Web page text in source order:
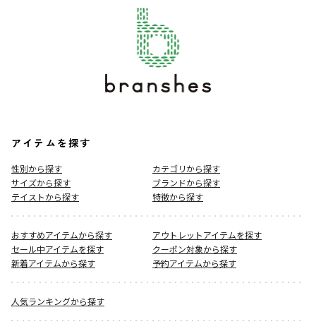
アイテムを探す
性別から探す
カテゴリから探す
サイズから探す
ブランドから探す
テイストから探す
特徴から探す
おすすめアイテムから探す
アウトレットアイテムを探す
セール中アイテムを探す
クーポン対象から探す
新着アイテムから探す
予約アイテムから探す
人気ランキングから探す